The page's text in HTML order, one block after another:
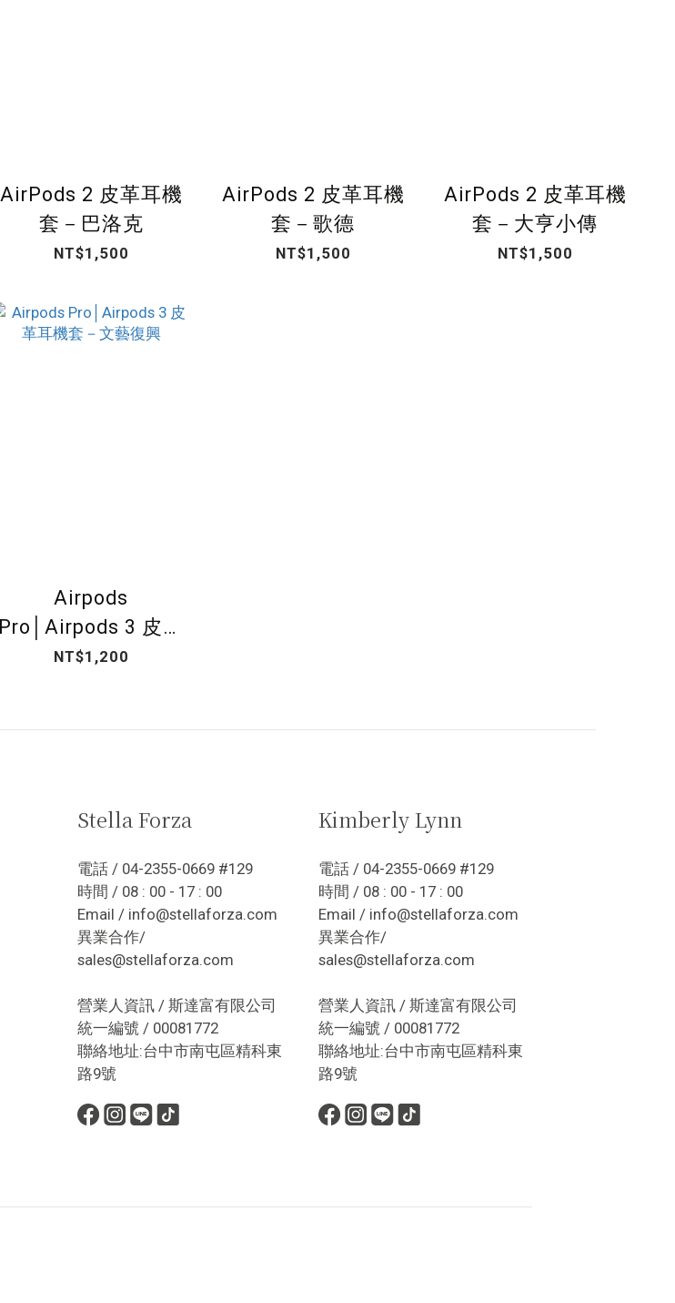
AirPods 2 皮革耳機
套－巴洛克
NT$1,500
AirPods 2 皮革耳機
套－歌德
NT$1,500
AirPods 2 皮革耳機
套－大亨小傳
NT$1,500
Airpods
Pro│Airpods 3 皮革
耳機套－文藝復興
NT$1,200
Stella Forza
電話 / 04-2355-0669 #129
時間 / 08 : 00 - 17 : 00
Email / info@stellaforza.com
異業合作/
sales@stellaforza.com
營業人資訊 / 斯達富有限公司
統一編號 / 00081772
聯絡地址:台中市南屯區精科東
路9號
Kimberly Lynn
電話 / 04-2355-0669 #129
時間 / 08 : 00 - 17 : 00
Email / info@stellaforza.com
異業合作/
sales@stellaforza.com
營業人資訊 / 斯達富有限公司
統一編號 / 00081772
聯絡地址:台中市南屯區精科東
路9號